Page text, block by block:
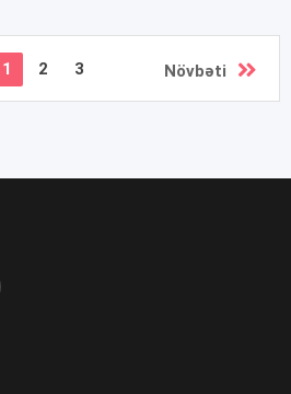
1 2 3 Növbəti